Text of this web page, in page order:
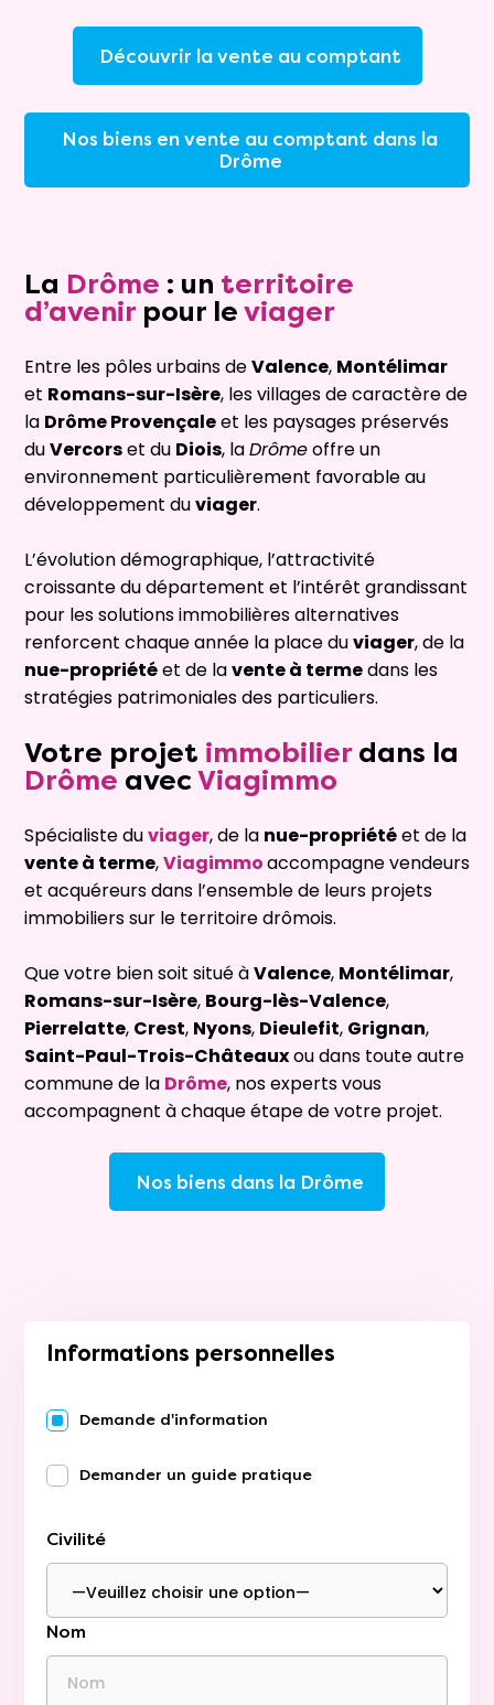
Découvrir la vente au comptant
Nos biens en vente au comptant dans la
Drôme
La Drôme : un territoire
d’avenir pour le viager
Entre les pôles urbains deValence, Montélimar
et Romans-sur-Isère, les villages de caractère de
la Drôme Provençaleet les paysages préservés
duVercorset du Diois, laDrômeoffre un
environnement particulièrement favorable au
développement duviager.
L’évolution démographique, l’attractivité
croissante du département et l’intérêt grandissant
pour les solutions immobilières alternatives
renforcent chaque année la place duviager, de la
nue-propriétéet de lavente à termedans les
stratégies patrimoniales des particuliers.
Votre projet immobilier dans la
Drôme avec Viagimmo
Spécialiste duviager, de la nue-propriétéet de la
vente à terme,Viagimmoaccompagne vendeurs
et acquéreurs dans l’ensemble de leurs projets
immobiliers sur le territoire drômois.
Que votre bien soit situé àValence, Montélimar,
Romans-sur-Isère, Bourg-lès-Valence,
Pierrelatte, Crest, Nyons, Dieulefit, Grignan,
Saint-Paul-Trois-Châteauxou dans toute autre
commune de la Drôme, nos experts vous
accompagnent à chaque étape de votre projet.
Nos biens dans la Drôme
Informations personnelles
Demande d'information
Demander un guide pratique
Civilité
Nom